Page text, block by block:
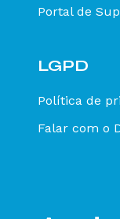
Portal de
LGPD
Política de
Falar com o